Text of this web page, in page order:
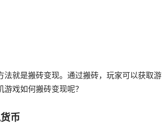
就是搬砖变现。通过搬砖，玩家可以获取游
戏如何搬砖变现呢？
币